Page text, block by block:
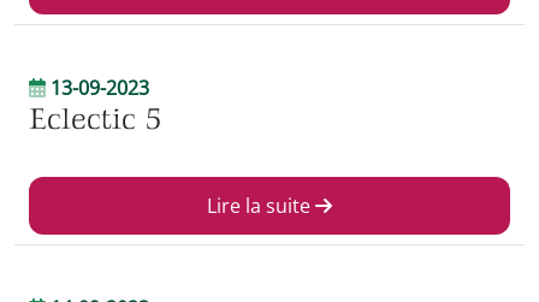
13-09-2023
Eclectic 5
Lire la suite